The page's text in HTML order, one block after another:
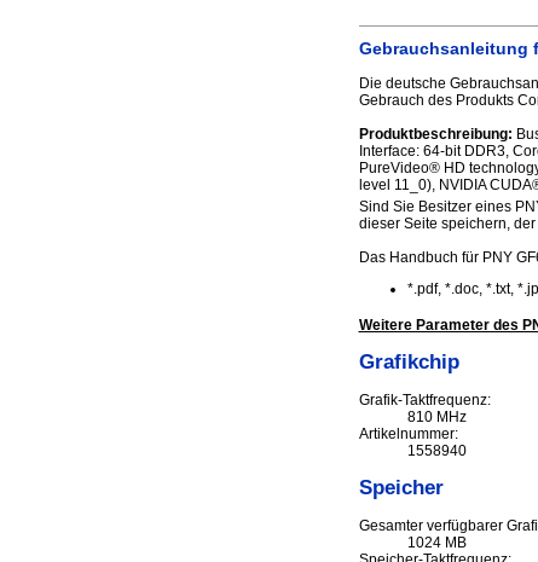
Gebrauchsanleitung
Die deutsche
Gebrauch des Produkts
Produktbeschreibung:
Interface: 64-bit DDR3,
PureVideo® HD
level 11_0), NVIDIA
Sind Sie Besitzer eines
dieser Seite speichern,
Das Handbuch für PNY
*.pdf, *.doc, *.txt,
Weitere Parameter des
Grafikchip
Grafik-Taktfrequenz:
810 MHz
Artikelnummer:
1558940
Speicher
Gesamter verfügbarer
1024 MB